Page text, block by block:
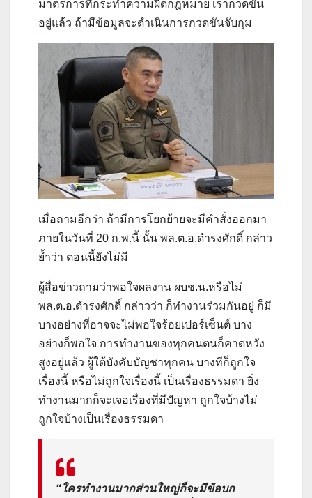
มาตรการที่กระทำความผิดกฎหมาย เรากวดขัน
อยู่แล้ว ถ้ามีข้อมูลจะดำเนินการกวดขันจับกุม
เมื่อถามอีกว่า ถ้ามีการโยกย้ายจะมีคำสั่งออกมา
ภายในวันที่ 20 ก.พ.นี้ นั้น พล.ต.อ.ดำรงศักดิ์ กล่าว
ย้ำว่า ตอนนี้ยังไม่มี
ผู้สื่อข่าวถามว่าพอใจผลงาน ผบช.น.หรือไม่
พล.ต.อ.ดำรงศักดิ์ กล่าวว่า ก็ทำงานร่วมกันอยู่ ก็มี
บางอย่างที่อาจจะไม่พอใจร้อยเปอร์เซ็นต์ บาง
อย่างก็พอใจ การทำงานของทุกคนตนก็คาดหวัง
สูงอยู่แล้ว ผู้ใต้บังคับบัญชาทุกคน บางทีก็ถูกใจ
เรื่องนี้ หรือไม่ถูกใจเรื่องนี้ เป็นเรื่องธรรมดา ยิ่ง
ทำงานมากก็จะเจอเรื่องที่มีปัญหา ถูกใจบ้างไม่
ถูกใจบ้างเป็นเรื่องธรรมดา
“ใครทำงานมากส่วนใหญ่ก็จะมีข้อบก